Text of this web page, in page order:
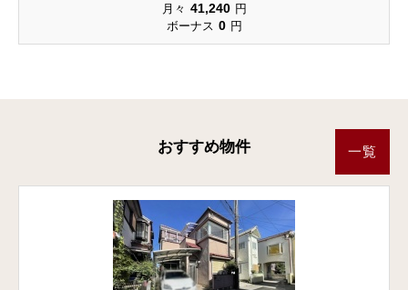
月々 41,240 円
ボーナス 0 円
おすすめ物件 一覧